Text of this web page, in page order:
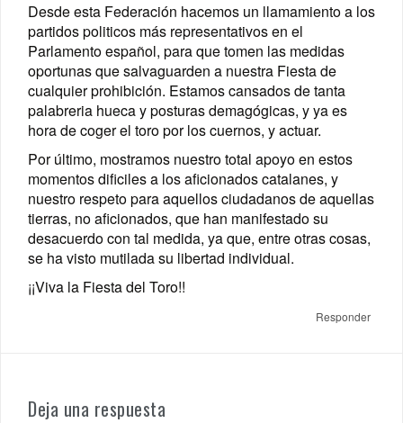
Desde esta Federación hacemos un llamamiento a los
partidos politicos más representativos en el
Parlamento español, para que tomen las medidas
oportunas que salvaguarden a nuestra Fiesta de
cualquier prohibición. Estamos cansados de tanta
palabreria hueca y posturas demagógicas, y ya es
hora de coger el toro por los cuernos, y actuar.
Por último, mostramos nuestro total apoyo en estos
momentos dificiles a los aficionados catalanes, y
nuestro respeto para aquellos ciudadanos de aquellas
tierras, no aficionados, que han manifestado su
desacuerdo con tal medida, ya que, entre otras cosas,
se ha visto mutilada su libertad individual.
¡¡Viva la Fiesta del Toro!!
Responder
Deja una respuesta